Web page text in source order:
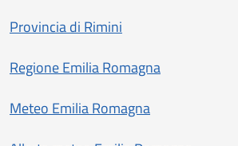
Provincia di Rimini
Regione Emilia Romagna
Meteo Emilia Romagna